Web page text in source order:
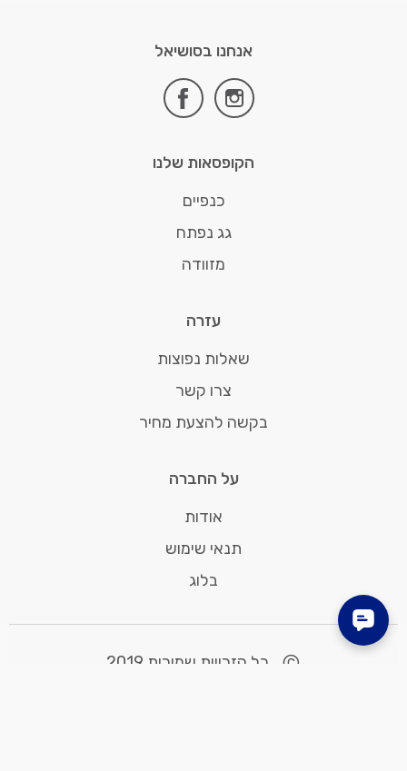
אנחנו בסושיאל
instagram
facebook
הקופסאות שלנו
כנפיים
גג נפתח
מזוודה
עזרה
שאלות נפוצות
צרו קשר
בקשה להצעת מחיר
על החברה
אודות
תנאי שימוש
בלוג
©
כל הזכויות שמורות 2019